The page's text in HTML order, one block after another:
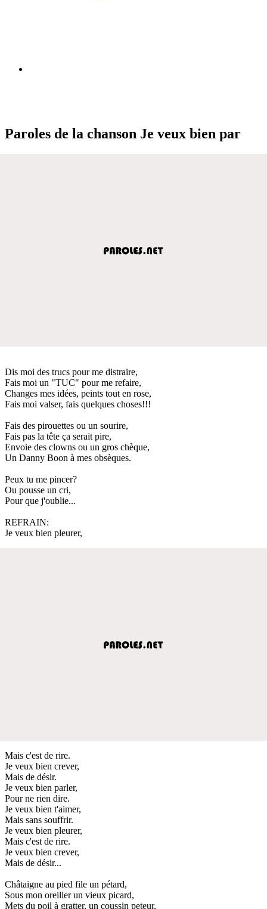
Paroles de la chanson Je veux bien par
Dis moi des trucs pour me distraire,
Fais moi un "TUC" pour me refaire,
Changes mes idées, peints tout en rose,
Fais moi valser, fais quelques choses!!!
Fais des pirouettes ou un sourire,
Fais pas la tête ça serait pire,
Envoie des clowns ou un gros chèque,
Un Danny Boon à mes obsèques.
Peux tu me pincer?
Ou pousse un cri,
Pour que j'oublie...
REFRAIN:
Je veux bien pleurer,
Mais c'est de rire.
Je veux bien crever,
Mais de désir.
Je veux bien parler,
Pour ne rien dire.
Je veux bien t'aimer,
Mais sans souffrir.
Je veux bien pleurer,
Mais c'est de rire.
Je veux bien crever,
Mais de désir...
Châtaigne au pied file un pétard,
Sous mon oreiller un vieux picard,
Mets du poil à gratter, un coussin peteur,